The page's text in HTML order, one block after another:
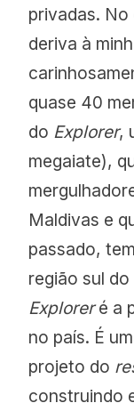
privadas. No
deriva à
quase 40
do Explorer,
megaiate),
Maldivas e
passado,
região sul do
Exploreré a
no país. É
projeto do
construindo